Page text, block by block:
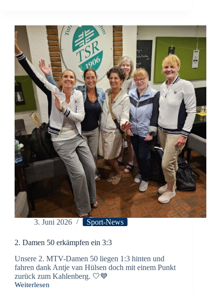
3. Juni 2026 Sport-News
2. Damen 50 erkämpfen ein 3:3
Unsere 2. MTV-Damen 50 liegen 1:3 hinten und
fahren dank Antje van Hülsen doch mit einem Punkt
zurück zum Kahlenberg. 🤍💙
Weiterlesen
2.